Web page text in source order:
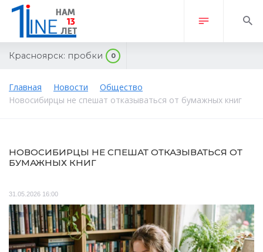
Красноярск: пробки 0
Главная Новости
Общество
Новосибирцы не спешат отказываться от бумажных книг
НОВОСИБИРЦЫ НЕ СПЕШАТ ОТКАЗЫВАТЬСЯ ОТ
БУМАЖНЫХ КНИГ
31.05.2026 16:00